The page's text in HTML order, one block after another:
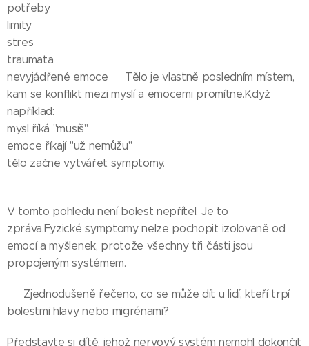
potřeby
limity
stres
traumata
nevyjádřené emoce👉 Tělo je vlastně posledním místem,
kam se konflikt mezi myslí a emocemi promítne.Když
například:
mysl říká "musíš"
emoce říkají "už nemůžu"
tělo začne vytvářet symptomy.
V tomto pohledu není bolest nepřítel. Je to
zpráva.Fyzické symptomy nelze pochopit izolovaně od
emocí a myšlenek, protože všechny tři části jsou
propojeným systémem.
🍀 Zjednodušeně řečeno, co se může dít u lidí, kteří trpí
bolestmi hlavy nebo migrénami?
Představte si dítě, jehož nervový systém nemohl dokončit